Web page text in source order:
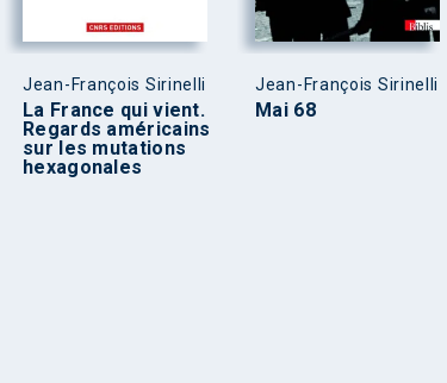
Jean-François Sirinelli
La France qui vient.
Regards américains
sur les mutations
hexagonales
Jean-François Sirinelli
Mai 68